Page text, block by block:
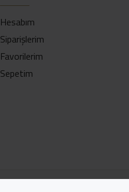
Hesabım
Siparişlerim
Favorilerim
Sepetim